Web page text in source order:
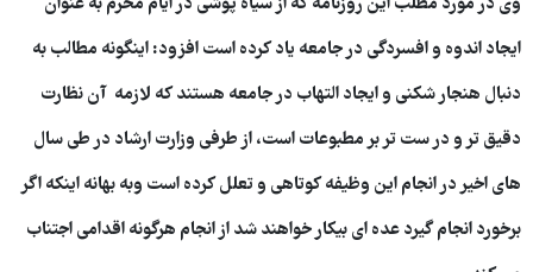
ایجاد اندوه و افسردگی در جامعه یاد کرده است افزود: اینگونه مطالب به
دنبال هنجار شکنی و ایجاد التهاب در جامعه هستند که لازمه آن نظارت
دقیق تر و در ست تر بر مطبوعات است، از طرفی وزارت ارشاد در طی سال
های اخیر در انجام این وظیفه کوتاهی و تعلل کرده است وبه بهانه اینکه اگر
برخورد انجام گیرد عده ای بیکار خواهند شد از انجام هرگونه اقدامی اجتناب